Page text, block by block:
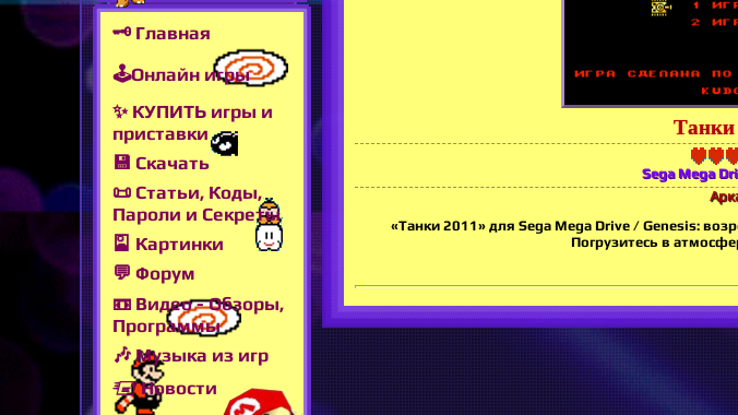
🗝 Главная
🕹Онлайн игры
✨ КУПИТЬ игры и
приставки
💾 Скачать
📜 Статьи, Коды,
Пароли и Секреты
🎴 Картинки
💬 Форум
📼 Видео - Обзоры,
Программы
🎶 Музыка из игр
🖅 Новости
Sega Mega
«Танки 2011» для Sega Mega Drive / Genesis:
Погрузитесь в